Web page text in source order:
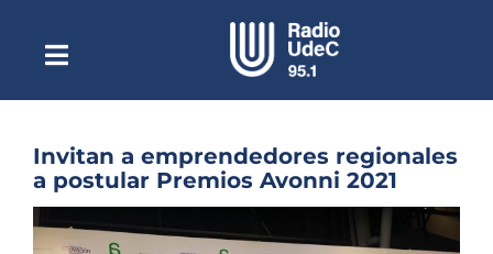
contenidoToggle
NavigationEscuchar Radio UdeC en vivo
Quiénes Somos
Programación
Podcast
Invitan a emprendedores regionales
a postular Premios Avonni 2021
imagen